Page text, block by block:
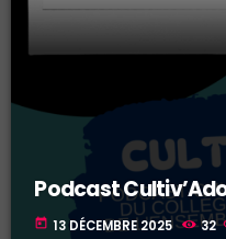
Podcast
today 13 DÉCEMBRE 2025 32